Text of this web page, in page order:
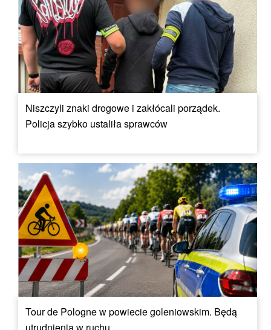
Niszczyli znaki drogowe i zakłócali porządek.
Policja szybko ustaliła sprawców
Tour de Pologne w powiecie goleniowskim. Będą